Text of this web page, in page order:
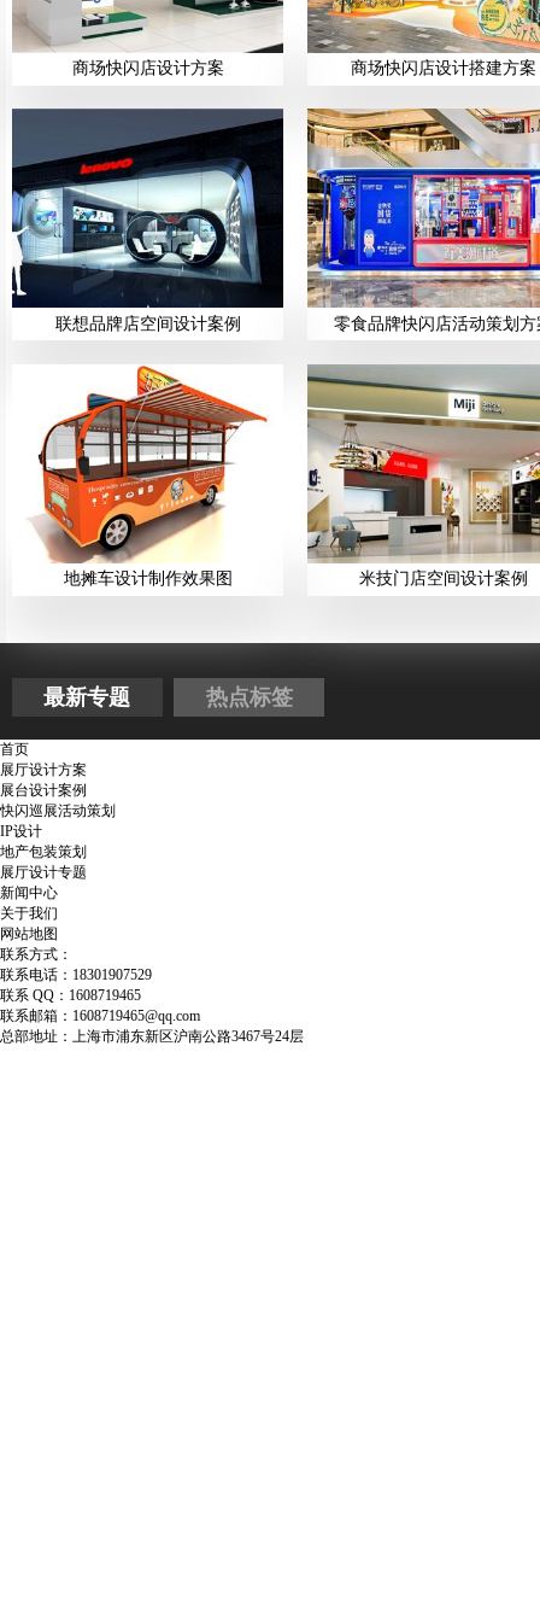
商场快闪店设计方案 商场快闪店设计搭建方案
联想品牌店空间设计案例 零食品牌快闪店活动策划方
地摊车设计制作效果图 米技门店空间设计案例
最新专题 热点标签
首页
展厅设计方案
展台设计案例
快闪巡展活动策划
IP设计
地产包装策划
展厅设计专题
新闻中心
关于我们
网站地图
联系方式：
联系电话：18301907529
联系 QQ：1608719465
联系邮箱：1608719465@qq.com
总部地址：上海市浦东新区沪南公路3467号24层